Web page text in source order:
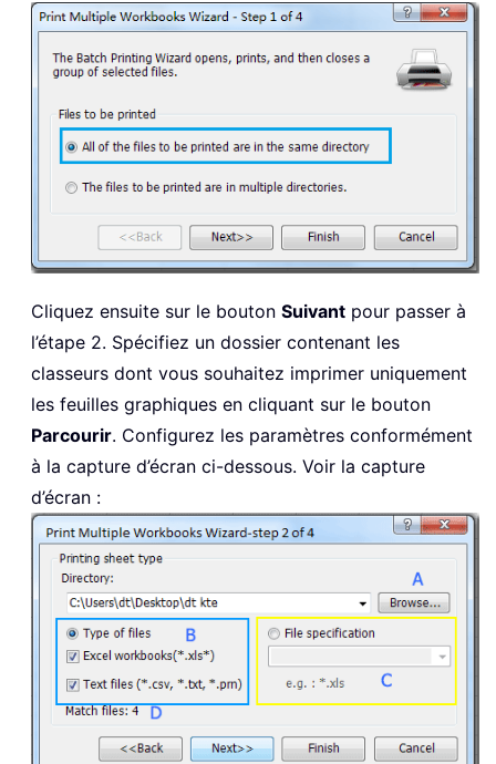
Cliquez ensuite sur le bouton Suivant pour passer à
l’étape 2. Spécifiez un dossier contenant les
classeurs dont vous souhaitez imprimer uniquement
les feuilles graphiques en cliquant sur le bouton
Parcourir. Configurez les paramètres conformément
à la capture d’écran ci-dessous. Voir la capture
d’écran :